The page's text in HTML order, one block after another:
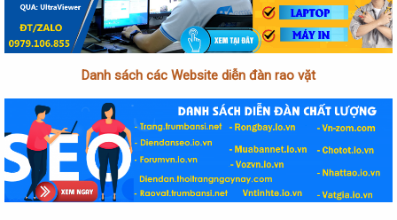
Danh sách các Website diễn đàn rao vặt